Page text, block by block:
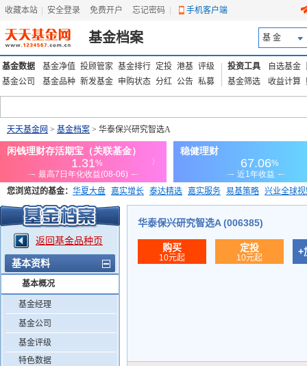
收藏本站 安全登录 免费开户 忘记密码 手机客户端
基金档案 基 金
基金数据 基金净值 投顾管家 基金排行 定投 港基 评级
基金公司
基金品种 新发基金 申购状态 分红 公告 私募
投资工具 自选基金
基金筛选
收益计算
天天基金网 > 基金档案 > 华泰保兴研究智选A
您浏览过的基金： 华夏大盘 嘉实增长 泰达精选 嘉实服务 易基策略 兴业全球
添富优势 华安宏利 上证180价值ETF
返回基金品种页
基本资料
基本概况
基金经理
基金公司
基金评级
特色数据
华泰保兴研究智选A (006385)
购买
10元起
定投
10元起
+